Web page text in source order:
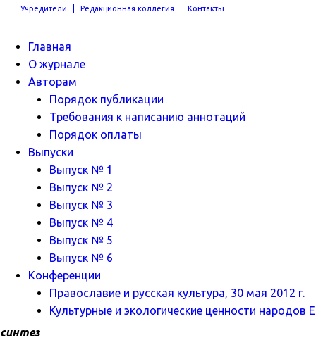
Учредители Редакционная коллегия Контакты
Главная
О журнале
Авторам
Порядок публикации
Требования к написанию аннотаций
Порядок оплаты
Выпуски
Выпуск № 1
Выпуск № 2
Выпуск № 3
Выпуск № 4
Выпуск № 5
Выпуск № 6
Конференции
Православие и русская культура, 30 мая 2012 г.
Культурные и экологические ценности народов
синтез